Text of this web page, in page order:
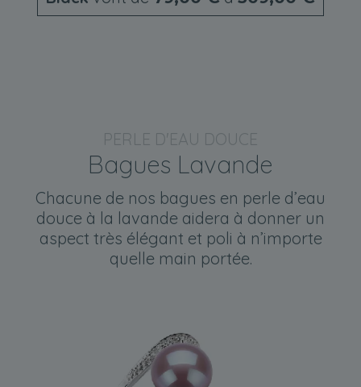
PERLE D'EAU DOUCE
Bagues Lavande
Chacune de nos bagues en perle d’eau
douce à la lavande aidera à donner un
aspect très élégant et poli à n’importe
quelle main portée.